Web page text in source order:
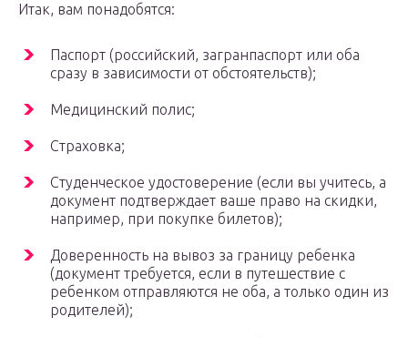
Итак, вам понадобятся:
Паспорт (российский, загранпаспорт или оба
сразу в зависимости от обстоятельств);
Медицинский полис;
Страховка;
Студенческое удостоверение (если вы учитесь, а
документ подтверждает ваше право на скидки,
например, при покупке билетов);
Доверенность на вывоз за границу ребенка
(документ требуется, если в путешествие с
ребенком отправляются не оба, а только один из
родителей);